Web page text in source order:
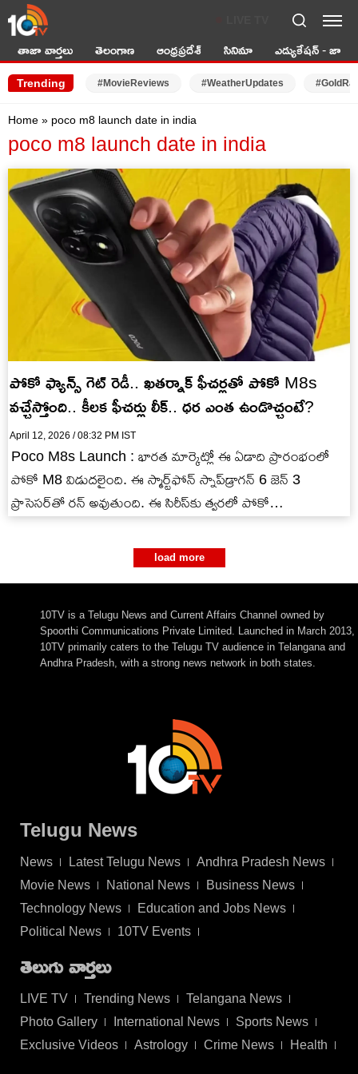
తాజా వార్తలు తెలంగాణ ఆంధ్రప్రదేశ్ సినిమా ఎడ్యుకేషన్ - జాబ్స్
Trending #MovieReviews #WeatherUpdates
Home » poco m8 launch date in india
poco m8 launch date in india
పోకో ఫ్యాన్స్ గెట్ రెడీ.. ఖతర్నాక్ ఫీచర్లతో పోకో M8s
వచ్చేస్తోంది.. కీలక ఫీచర్లు లీక్.. ధర ఎంత ఉండొచ్చంటే?
April 12, 2026 / 08:32 PM IST
Poco M8s Launch : భారత మార్కెట్లో ఈ ఏడాది ప్రారంభంలో
పోకో M8 విడుదలైంది. ఈ స్మార్ట్‌ఫోన్ స్నాప్‌డ్రాగన్ 6 జెన్ 3
ప్రాసెసర్‌తో రన్ అవుతుంది. ఈ సిరీస్‌కు త్వరలో పోకో…
load more
10TV is a Telugu News and Current Affairs Channel owned by
Spoorthi Communications Private Limited. Launched in March 2013,
10TV primarily caters to the Telugu TV audience in Telangana and
Andhra Pradesh, with a strong news network in both states.
Telugu News
News Latest Telugu News
Andhra Pradesh News
Movie News
National News
Business News
Technology News
Education and Jobs News
Political News
10TV Events
తెలుగు వార్తలు
LIVE TV Trending News
Telangana News
Photo Gallery
International News
Sports News
Exclusive Videos
Astrology Crime News Health